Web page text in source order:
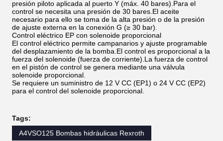
presión piloto aplicada al puerto Y (máx. 40 bares).Para el
control se necesita una presión de 30 bares.El aceite
necesario para ello se toma de la alta presión o de la presión
de ajuste externa en la conexión G (≥ 30 bar).
Control eléctrico EP con solenoide proporcional
El control eléctrico permite campanarios y ajuste programable
del desplazamiento de la bomba.El control es proporcional a la
fuerza del solenoide (fuerza de corriente).La fuerza de control
en el pistón de control se genera mediante una válvula
solenoide proporcional.
Se requiere un suministro de 12 V CC (EP1) o 24 V CC (EP2)
para el control del solenoide proporcional.
Tags:
A4VSO125 Bombas hidráulicas Rexroth